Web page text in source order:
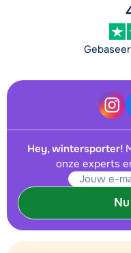
Hey, wintersporter!
onze experts